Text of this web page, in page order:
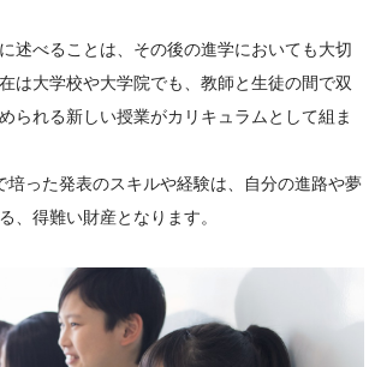
述べることは、その後の進学においても大切
は大学校や大学院でも、教師と生徒の間で双
られる新しい授業がカリキュラムとして組ま
培った発表のスキルや経験は、自分の進路や夢
、得難い財産となります。